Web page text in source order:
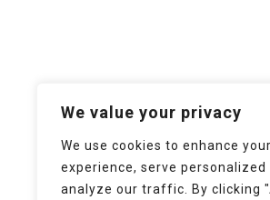
We value your privacy
We use cookies to enhance
experience, serve personalized
analyze our traffic. By clicking